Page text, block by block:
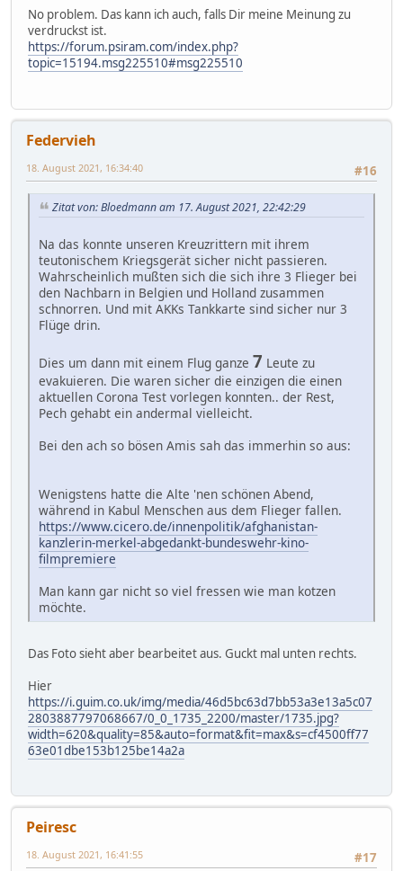
No problem. Das kann ich auch, falls Dir meine Meinung zu
verdruckst ist.
https://forum.psiram.com/index.php?
topic=15194.msg225510#msg225510
Federvieh
#16
18. August 2021, 16:34:40
Zitat von: Bloedmann am 17. August 2021, 22:42:29
Na das konnte unseren Kreuzrittern mit ihrem
teutonischem Kriegsgerät sicher nicht passieren.
Wahrscheinlich mußten sich die sich ihre 3 Flieger bei
den Nachbarn in Belgien und Holland zusammen
schnorren. Und mit AKKs Tankkarte sind sicher nur 3
Flüge drin.
Dies um dann mit einem Flug ganze 7 Leute zu
evakuieren. Die waren sicher die einzigen die einen
aktuellen Corona Test vorlegen konnten.. der Rest,
Pech gehabt ein andermal vielleicht.
Bei den ach so bösen Amis sah das immerhin so aus:
Wenigstens hatte die Alte 'nen schönen Abend,
während in Kabul Menschen aus dem Flieger fallen.
https://www.cicero.de/innenpolitik/afghanistan-
kanzlerin-merkel-abgedankt-bundeswehr-kino-
filmpremiere
Man kann gar nicht so viel fressen wie man kotzen
möchte.
Das Foto sieht aber bearbeitet aus. Guckt mal unten rechts.
Hier
https://i.guim.co.uk/img/media/46d5bc63d7bb53a3e13a5c07
2803887797068667/0_0_1735_2200/master/1735.jpg?
width=620&quality=85&auto=format&fit=max&s=cf4500ff77
63e01dbe153b125be14a2a
Peiresc
#17
18. August 2021, 16:41:55